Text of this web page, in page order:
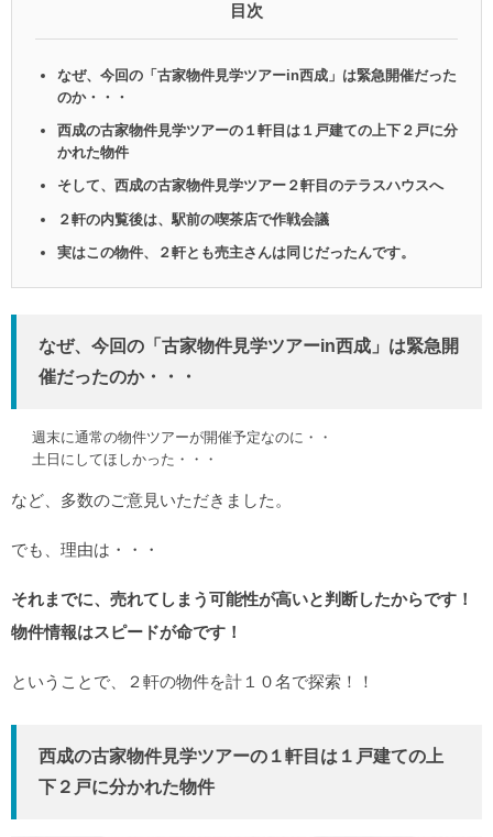
目次
なぜ、今回の「古家物件見学ツアーin西成」は緊急開催だった
のか・・・
西成の古家物件見学ツアーの１軒目は１戸建ての上下２戸に分
かれた物件
そして、西成の古家物件見学ツアー２軒目のテラスハウスへ
２軒の内覧後は、駅前の喫茶店で作戦会議
実はこの物件、２軒とも売主さんは同じだったんです。
なぜ、今回の「古家物件見学ツアーin西成」は緊急開
催だったのか・・・
週末に通常の物件ツアーが開催予定なのに・・
土日にしてほしかった・・・
など、多数のご意見いただきました。
でも、理由は・・・
それまでに、売れてしまう可能性が高いと判断したからです！
物件情報はスピードが命です！
ということで、２軒の物件を計１０名で探索！！
西成の古家物件見学ツアーの１軒目は１戸建ての上
下２戸に分かれた物件